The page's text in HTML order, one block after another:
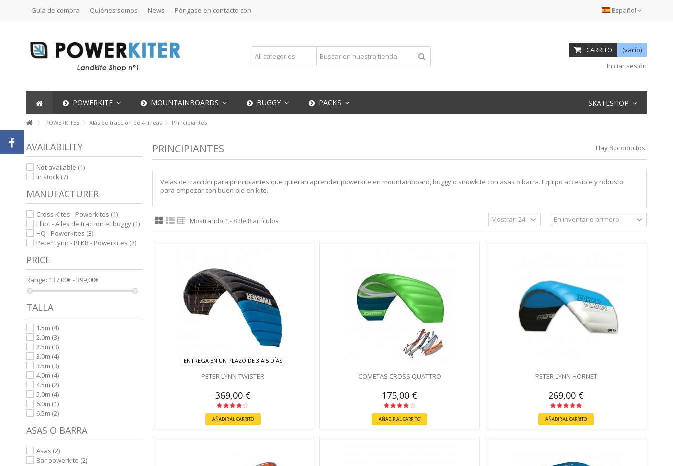
Español
Guía de compra Quiénes somos News Póngase en contacto con
CARRITO
(vacío)
Iniciar sesión
POWERKITE MOUNTAINBOARDS BUGGY PACKS SKATESHOP
POWERKITES Alas de tracción de 4 líneas Principiantes
PRINCIPIANTES Hay 8 productos.
Velas de tracción para principiantes que quieran aprender powerkite en mountainboard, buggy o snowkite con asas o barra. Equipo accesible y robusto
para empezar con buen pie en kite.
Mostrando 1 - 8 de 8 artículos
ENTREGA EN UN PLAZO DE 3 A 5 DÍAS
PETER LYNN TWISTER
369,00 €
AÑADIR AL CARRITO
COMETAS CROSS QUATTRO
175,00 €
AÑADIR AL CARRITO
PETER LYNN HORNET
269,00 €
AÑADIR AL CARRITO
AVAILABILITY
Not available (1)
In stock (7)
MANUFACTURER
Cross Kites - Powerkites (1)
Elliot - Ailes de traction et buggy (1)
HQ - Powerkites (3)
Peter Lynn - PLKB - Powerkites (2)
PRICE
Range: 137,00€ - 399,00€
TALLA
1.5m (4)
2.0m (3)
2.5m (3)
3.0m (4)
3.5m (3)
4.0m (4)
4.5m (2)
5.0m (4)
6.0m (1)
6.5m (2)
ASAS O BARRA
Asas (2)
Bar powerkite (2)